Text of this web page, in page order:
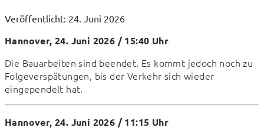
Veröffentlicht: 24. Juni 2026
Hannover, 24. Juni 2026 / 15:40 Uhr
Die Bauarbeiten sind beendet. Es kommt jedoch noch zu
Folgeverspätungen, bis der Verkehr sich wieder
eingependelt hat.
Hannover, 24. Juni 2026 / 11:15 Uhr